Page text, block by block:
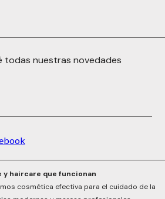
todas nuestras novedades
y haircare que funcionan
cosmética efectiva para el cuidado de la